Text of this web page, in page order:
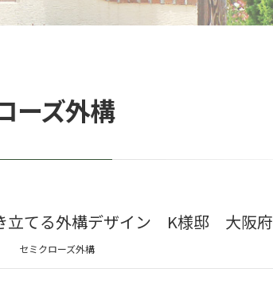
ーズ外構
立てる外構デザイン K様邸 大阪府
セミクローズ外構